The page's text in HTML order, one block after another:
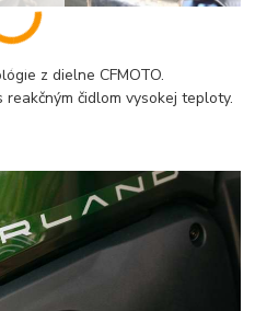
z dielne CFMOTO.
čidlom vysokej teploty.